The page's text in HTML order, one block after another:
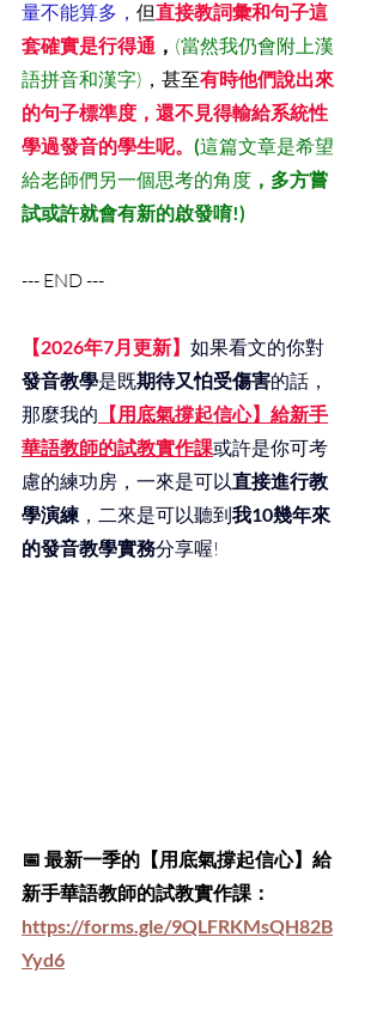
量不能算多， 但直接教詞彙和句子這
套確實是行得通 ， (當然我仍會附上漢
語拼音和漢字) ，甚至有時他們說出來
的句子標準度，還不見得輸給系統性
學過發音的學生呢。 (這篇文章是希望
給老師們另一個思考的角度 ，多方嘗
試或許就會有新的啟發唷!)
--- END ---
【2026年7月更新】 如果看文的你對
發音教學是既期待又怕受傷害的話，
那麼我的 【用底氣撐起信心】給新手
華語教師的試教實作課或許是你可考
慮的練功房，一來是可以直接進行教
學演練 ，二來是可以聽到我10幾年來
的發音教學實務分享喔!
📅 最新一季的【用底氣撐起信心】給
新手華語教師的試教實作課：
https://forms.gle/9QLFRKMsQH82B
Yyd6